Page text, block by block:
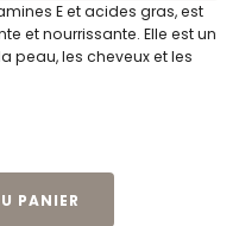
E et acides gras, est
et nourrissante. Elle est un
peau, les cheveux et les
PANIER